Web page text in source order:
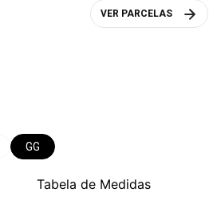
VER PARCELAS
GG
Tabela de Medidas